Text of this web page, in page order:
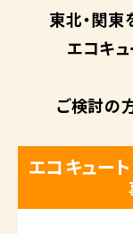
東北・関
エコキュ
ご検討の
エコキュー